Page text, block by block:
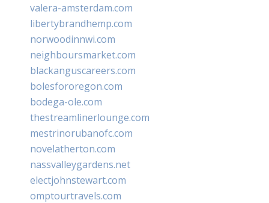
valera-amsterdam.com
libertybrandhemp.com
norwoodinnwi.com
neighboursmarket.com
blackanguscareers.com
bolesfororegon.com
bodega-ole.com
thestreamlinerlounge.com
mestrinorubanofc.com
novelatherton.com
nassvalleygardens.net
electjohnstewart.com
omptourtravels.com